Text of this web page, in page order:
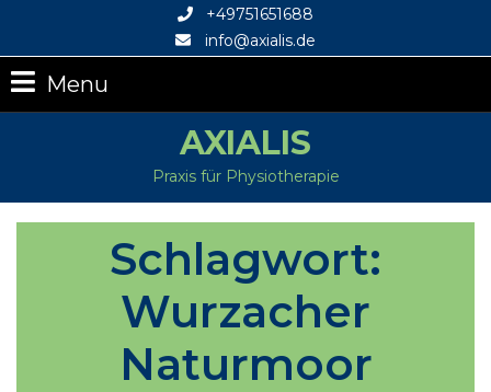
+49751651688
info@axialis.de
Menu
AXIALIS
Praxis für Physiotherapie
Schlagwort:
Wurzacher
Naturmoor